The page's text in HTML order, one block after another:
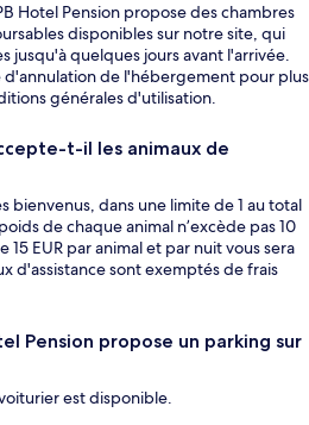
Hotel Pension propose des chambres
disponibles sur notre site, qui
jusqu'à quelques jours avant l'arrivée.
d'annulation de l'hébergement pour plus
générales d'utilisation.
t-il les animaux de
bienvenus, dans une limite de 1 au total
de chaque animal n’excède pas 10
EUR par animal et par nuit vous sera
d'assistance sont exemptés de frais
Pension propose un parking sur
est disponible.